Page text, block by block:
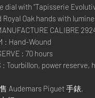
dial with “Tapisserie
Royal Oak hands with
CALIBRE
: Hand-Wound
: 70 hours
: Tourbillon, power reserve,
Audemars Piguet 手錶,